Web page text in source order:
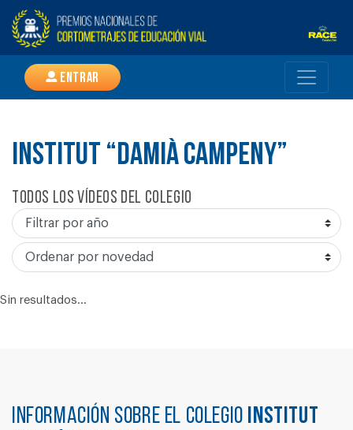
Entrar
INSTITUT “DAMIÀ CAMPENY”
Todos los vídeos del colegio
Sin resultados...
Información sobre el colegio INSTITUT